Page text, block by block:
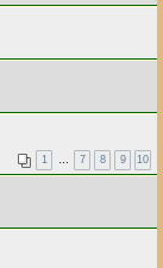
1 7 8 9 10